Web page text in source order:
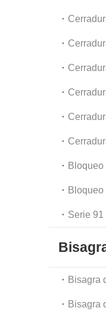
Serie 91
Bisagra
Bisagra